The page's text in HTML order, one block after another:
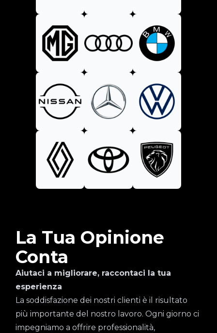
La Tua Opinione
Conta
Aiutaci a migliorare, raccontaci la tua
esperienza
La soddisfazione dei nostri clienti è il risultato
più importante del nostro lavoro. Ogni giorno ci
impegniamo a offrire professionalità,